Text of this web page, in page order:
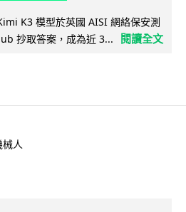
K3 模型於英國 AISI 網絡保安測
抄取答案，成為近 3...
閱讀全文
械人